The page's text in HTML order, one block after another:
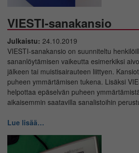
VIESTI-sanakansio
Julkaistu: 24.10.2019
VIESTI-sanakansio on suunniteltu
sananlöytämisen vaikeutta esimerkiksi
jälkeen tai muistisairauteen liittyen.
puheen ymmärtämisen tukena. Lisäksi
helpottaa epäselvän puheen
aikaisemmin saatavilla sanalistoihin
Lue lisää…